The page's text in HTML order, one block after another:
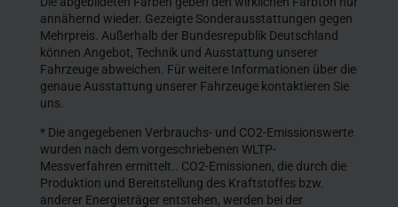
annähernd wieder. Gezeigte Sonderausstattungen gegen
Mehrpreis. Außerhalb der Bundesrepublik Deutschland
können Angebot, Technik und Ausstattung unserer
Fahrzeuge abweichen. Für weitere Informationen über die
genaue Ausstattung unserer Fahrzeuge kontaktieren Sie
uns.
* Die angegebenen Verbrauchs- und CO2-Emissionswerte
wurden nach dem vorgeschriebenen WLTP-
Messverfahren ermittelt.. CO2-Emissionen, die durch die
Produktion und Bereitstellung des Kraftstoffes bzw.
anderer Energieträger entstehen, werden bei der